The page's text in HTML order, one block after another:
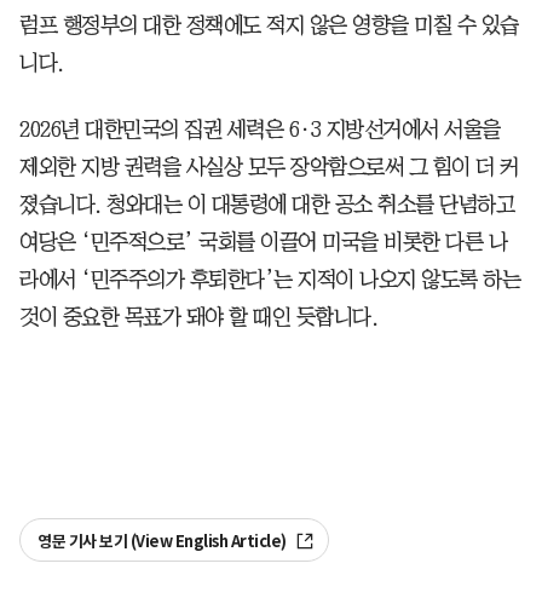
럼프 행정부의 대한 정책에도 적지 않은 영향을 미칠 수 있습
니다.
2026년 대한민국의 집권 세력은 6·3 지방선거에서 서울을
제외한 지방 권력을 사실상 모두 장악함으로써 그 힘이 더 커
졌습니다. 청와대는 이 대통령에 대한 공소 취소를 단념하고
여당은 ‘민주적으로’ 국회를 이끌어 미국을 비롯한 다른 나
라에서 ‘민주주의가 후퇴한다’는 지적이 나오지 않도록 하는
것이 중요한 목표가 돼야 할 때인 듯합니다.
영문 기사 보기 (View English Article)